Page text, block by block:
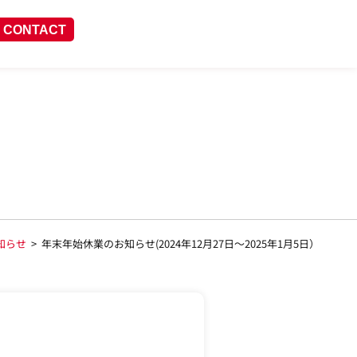
CONTACT
らせ > 年末年始休業のお知らせ(2024年12月27日～2025年1月5日）